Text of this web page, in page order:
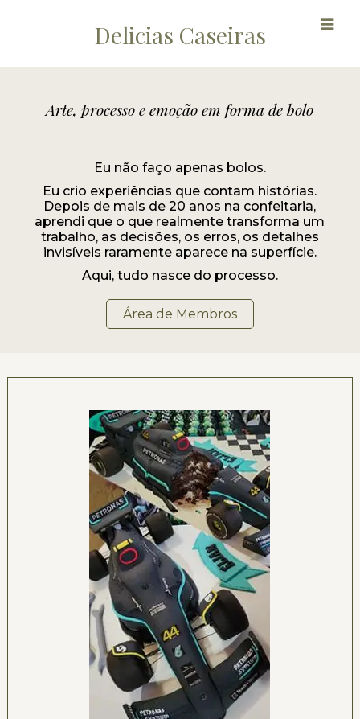
Delicias Caseiras
Arte, processo e emoção em forma de bolo
Eu não faço apenas bolos.
Eu crio experiências que contam histórias.
Depois de mais de 20 anos na confeitaria,
aprendi que o que realmente transforma um
trabalho, as decisões, os erros, os detalhes
invisíveis raramente aparece na superfície.
Aqui, tudo nasce do processo.
Área de Membros